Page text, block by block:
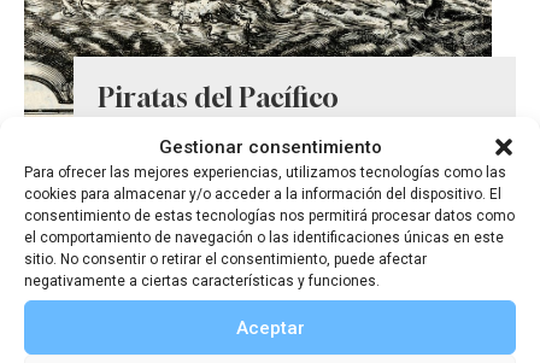
Gestionar consentimiento
Para ofrecer las mejores experiencias, utilizamos tecnologías como las
cookies para almacenar y/o acceder a la información del dispositivo. El
consentimiento de estas tecnologías nos permitirá procesar datos como
el comportamiento de navegación o las identificaciones únicas en este
sitio. No consentir o retirar el consentimiento, puede afectar
negativamente a ciertas características y funciones.
Aceptar
Piratas del Pacífico